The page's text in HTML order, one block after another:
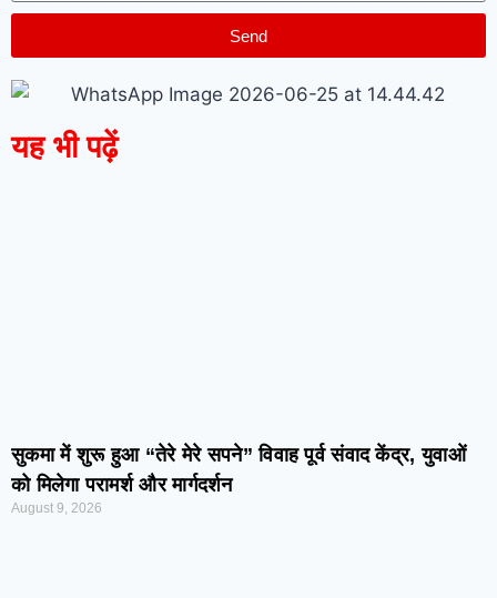
Send
यह भी पढ़ें
सुकमा में शुरू हुआ “तेरे मेरे सपने” विवाह पूर्व संवाद केंद्र, युवाओं
को मिलेगा परामर्श और मार्गदर्शन
August 9, 2026